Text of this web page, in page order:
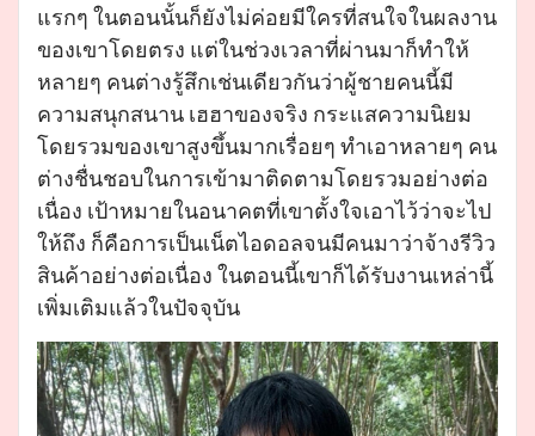
แรกๆ ในตอนนั้นก็ยังไม่ค่อยมีใครที่สนใจในผลงาน
ของเขาโดยตรง แต่ในช่วงเวลาที่ผ่านมาก็ทำให้
หลายๆ คนต่างรู้สึกเช่นเดียวกันว่าผู้ชายคนนี้มี
ความสนุกสนาน เฮฮาของจริง กระแสความนิยม
โดยรวมของเขาสูงขึ้นมากเรื่อยๆ ทำเอาหลายๆ คน
ต่างชื่นชอบในการเข้ามาติดตามโดยรวมอย่างต่อ
เนื่อง เป้าหมายในอนาคตที่เขาตั้งใจเอาไว้ว่าจะไป
ให้ถึง ก็คือการเป็นเน็ตไอดอลจนมีคนมาว่าจ้างรีวิว
สินค้าอย่างต่อเนื่อง ในตอนนี้เขาก็ได้รับงานเหล่านี้
เพิ่มเติมแล้วในปัจจุบัน